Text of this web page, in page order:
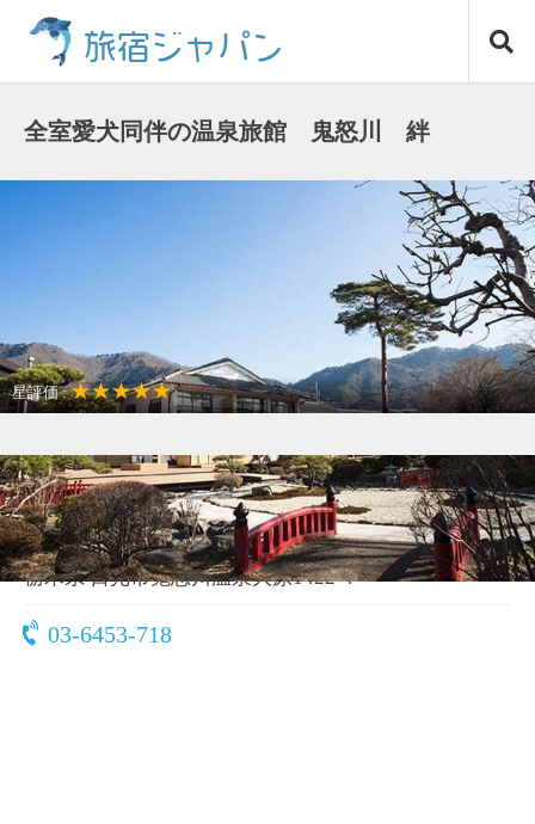
ス
旅宿ジャパン
全室愛犬同伴の温泉旅館 鬼怒川 絆
星評価 :★★★★★
温泉リゾート
〒321-2522
栃木県 日光市鬼怒川温泉大原1422-4
03-6453-718